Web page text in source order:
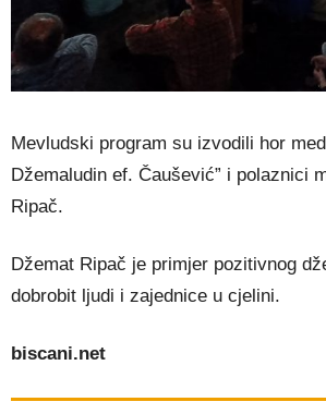
Mevludski program su izvodili hor
Džemaludin ef. Čaušević” i polaznici
Ripač.
Džemat Ripač je primjer pozitivnog
dobrobit ljudi i zajednice u cjelini.
biscani.net